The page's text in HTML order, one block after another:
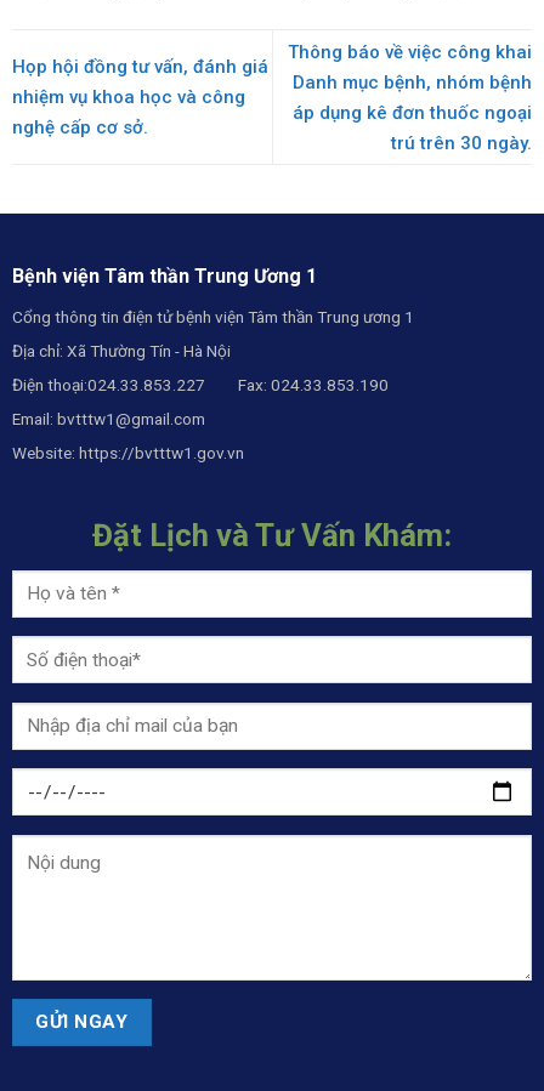
Họp hội đồng tư vấn, đánh giá
nhiệm vụ khoa học và công
nghệ cấp cơ sở.
Thông báo về việc công khai
Danh mục bệnh, nhóm bệnh
áp dụng kê đơn thuốc ngoại
trú trên 30 ngày.
Bệnh viện Tâm thần Trung Ương 1
Cổng thông tin điện tử bệnh viện Tâm thần Trung ương 1
Địa chỉ: Xã Thường Tín - Hà Nội
Điện thoại:024.33.853.227 Fax: 024.33.853.190
Email: bvtttw1@gmail.com
Website: https://bvtttw1.gov.vn
Đặt Lịch và Tư Vấn Khám: